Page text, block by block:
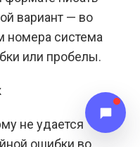
вариант — во
номера система
или пробелы.
не удается
ошибки во